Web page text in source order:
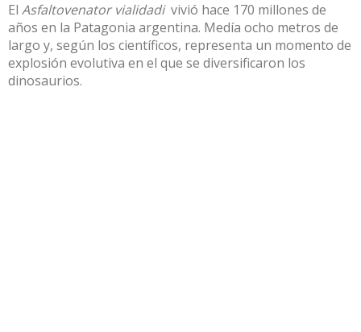
El Asfaltovenator vialidadivivió hace 170 millones de
años en la Patagonia argentina. Medía ocho metros de
largo y, según los científicos, representa un momento de
explosión evolutiva en el que se diversificaron los
dinosaurios.